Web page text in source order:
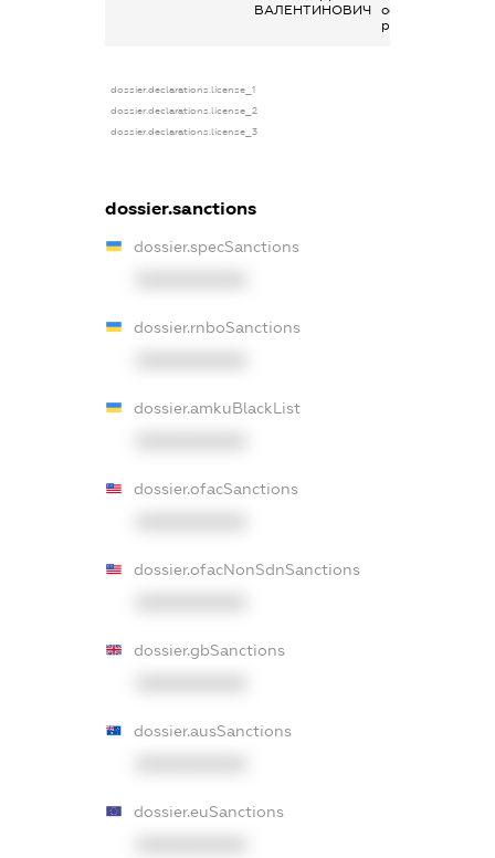
ВАЛЕНТИНОВИЧ
основним місцем
роботи
dossier.declarations.license_1
dossier.declarations.license_2
dossier.declarations.license_3
dossier.sanctions
dossier.specSanctions
dossier.rnboSanctions
dossier.amkuBlackList
dossier.ofacSanctions
dossier.ofacNonSdnSanctions
dossier.gbSanctions
dossier.ausSanctions
dossier.euSanctions